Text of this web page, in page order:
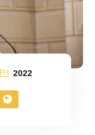
2022